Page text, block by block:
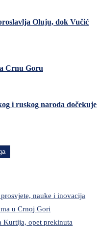
Oluju, dok Vučić
Crnu Goru
i ruskog naroda dočekuje
nauke i inovacija
u Crnoj Gori
Kurtija, opet prekinuta